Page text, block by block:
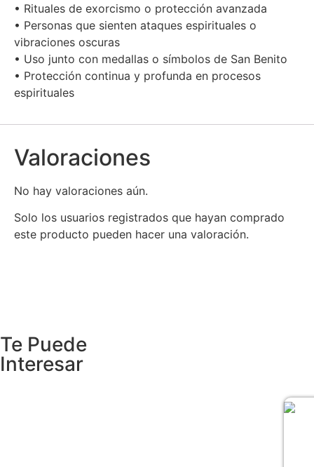
• Rituales de exorcismo o protección avanzada
• Personas que sienten ataques espirituales o
vibraciones oscuras
• Uso junto con medallas o símbolos de San Benito
• Protección continua y profunda en procesos
espirituales
Valoraciones
No hay valoraciones aún.
Solo los usuarios registrados que hayan comprado
este producto pueden hacer una valoración.
Te Puede
Interesar